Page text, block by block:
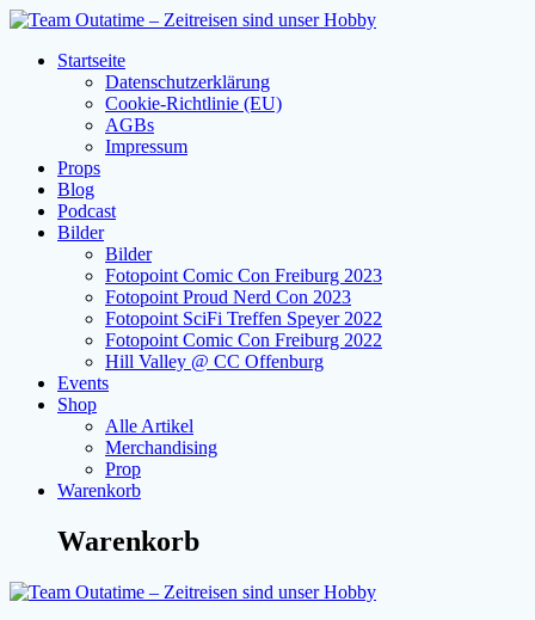
Zum
springenStartseite
Datenschutzerklärung
Cookie-Richtlinie (EU)
AGBs
Impressum
Props
Blog
Podcast
Bilder
Bilder
Fotopoint Comic Con Freiburg 2023
Fotopoint Proud Nerd Con 2023
Fotopoint SciFi Treffen Speyer 2022
Fotopoint Comic Con Freiburg 2022
Hill Valley @ CC Offenburg
Events
Shop
Alle Artikel
Merchandising
Prop
Warenkorb
Warenkorb